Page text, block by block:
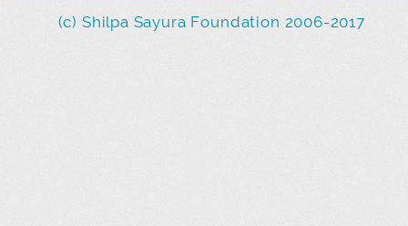
(c) Shilpa Sayura Foundation 2006-2017